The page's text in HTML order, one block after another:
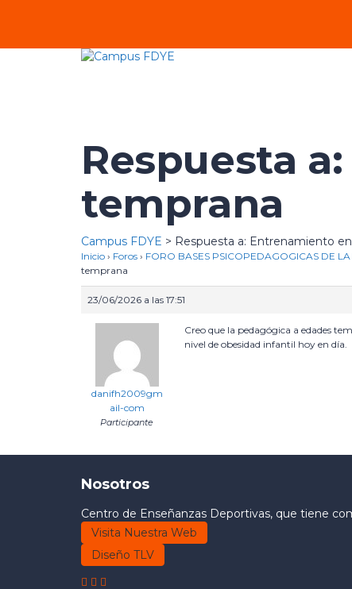
Respuesta
temprana
Campus FDYE > Respuesta a: Entrenamiento
Inicio › Foros › FORO BASES PSICOPEDAGOGICAS DE
temprana
23/06/2026 a las 17:51
danifh2009gm
ail-com
Participante
Creo que la pedagógica a edades
nivel de obesidad infantil hoy en día.
Nosotros
Centro de Enseñanzas Deportivas, que tiene
Visita Nuestra Web
Diseño TLV